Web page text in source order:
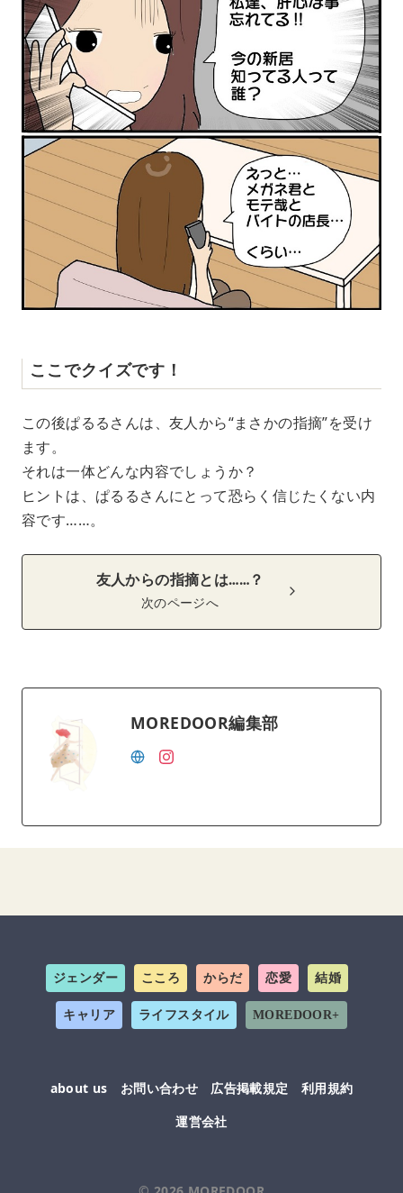
ここでクイズです！
この後ぱるるさんは、友人から“まさかの指摘”を受け
ます。
それは一体どんな内容でしょうか？
ヒントは、ぱるるさんにとって恐らく信じたくない内
容です……。
友人からの指摘とは……？
次のページへ
MOREDOOR編集部
ジェンダー こころ からだ 恋愛 結婚
キャリア ライフスタイル MOREDOOR+
about us お問い合わせ 広告掲載規定
利用規約
運営会社